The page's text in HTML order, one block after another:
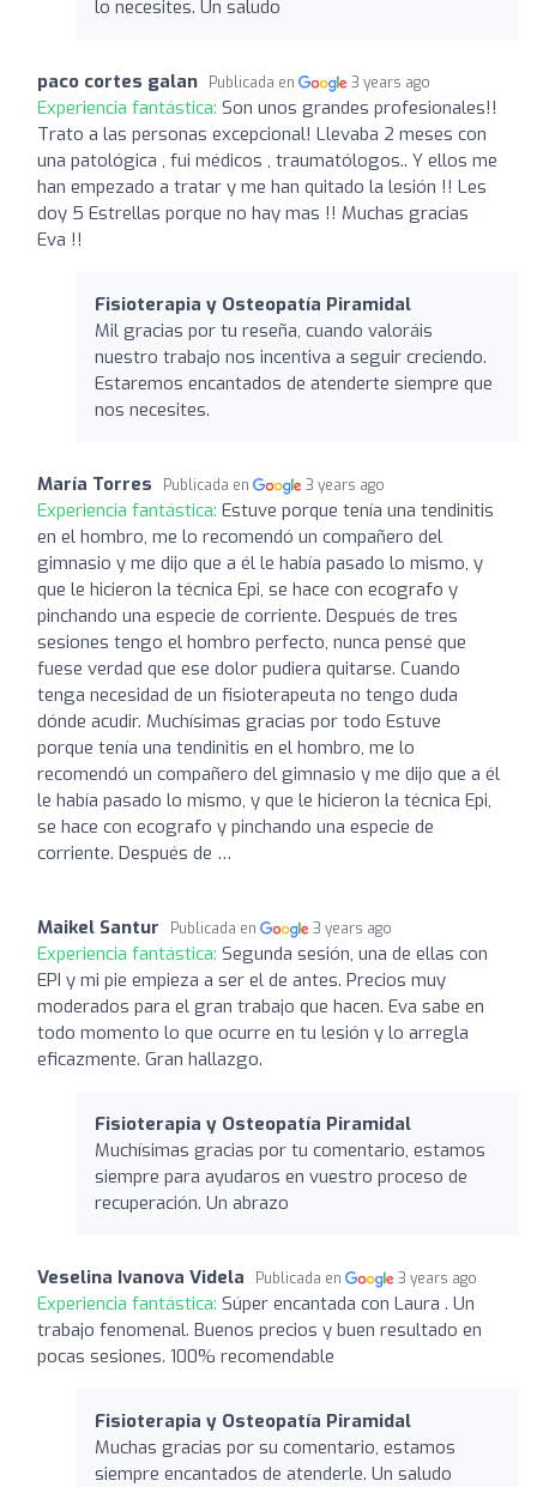
lo necesites. Un saludo
paco cortes galan Publicada en 3 years ago
Experiencia fantástica: Son unos grandes profesionales!!
Trato a las personas excepcional! Llevaba 2 meses con
una patológica , fui médicos , traumatólogos.. Y ellos me
han empezado a tratar y me han quitado la lesión !! Les
doy 5 Estrellas porque no hay mas !! Muchas gracias
Eva !!
Fisioterapia y Osteopatía Piramidal
Mil gracias por tu reseña, cuando valoráis
nuestro trabajo nos incentiva a seguir creciendo.
Estaremos encantados de atenderte siempre que
nos necesites.
María Torres Publicada en 3 years ago
Experiencia fantástica: Estuve porque tenía una tendinitis
en el hombro, me lo recomendó un compañero del
gimnasio y me dijo que a él le había pasado lo mismo, y
que le hicieron la técnica Epi, se hace con ecografo y
pinchando una especie de corriente. Después de tres
sesiones tengo el hombro perfecto, nunca pensé que
fuese verdad que ese dolor pudiera quitarse. Cuando
tenga necesidad de un fisioterapeuta no tengo duda
dónde acudir. Muchísimas gracias por todo Estuve
porque tenía una tendinitis en el hombro, me lo
recomendó un compañero del gimnasio y me dijo que a él
le había pasado lo mismo, y que le hicieron la técnica Epi,
se hace con ecografo y pinchando una especie de
corriente. Después de …
Maikel Santur Publicada en 3 years ago
Experiencia fantástica: Segunda sesión, una de ellas con
EPI y mi pie empieza a ser el de antes. Precios muy
moderados para el gran trabajo que hacen. Eva sabe en
todo momento lo que ocurre en tu lesión y lo arregla
eficazmente. Gran hallazgo.
Fisioterapia y Osteopatía Piramidal
Muchísimas gracias por tu comentario, estamos
siempre para ayudaros en vuestro proceso de
recuperación. Un abrazo
Veselina Ivanova Videla Publicada en 3 years ago
Experiencia fantástica: Súper encantada con Laura . Un
trabajo fenomenal. Buenos precios y buen resultado en
pocas sesiones. 100% recomendable
Fisioterapia y Osteopatía Piramidal
Muchas gracias por su comentario, estamos
siempre encantados de atenderle. Un saludo